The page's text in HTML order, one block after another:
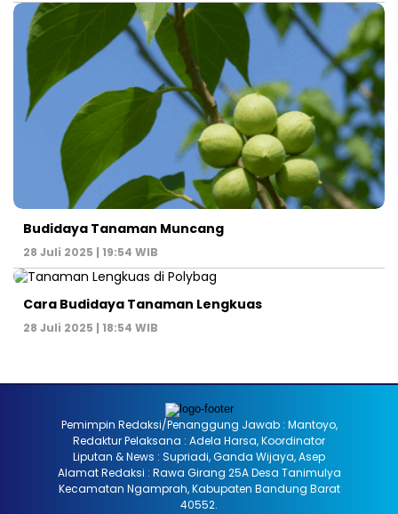
Budidaya Tanaman Muncang
28 Juli 2025 | 19:54 WIB
Cara Budidaya Tanaman Lengkuas
28 Juli 2025 | 18:54 WIB
Pemimpin Redaksi/Penanggung Jawab : Mantoyo,
Redaktur Pelaksana : Adela Harsa, Koordinator
Liputan & News : Supriadi, Ganda Wijaya, Asep
Alamat Redaksi : Rawa Girang 25A Desa Tanimulya
Kecamatan Ngamprah, Kabupaten Bandung Barat
40552.